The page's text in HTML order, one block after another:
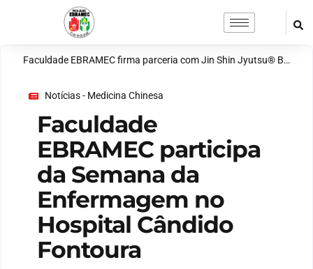
Faculdade EBRAMEC firma parceria com Jin Shin Jyutsu® Brasil para ampliar ensino em terapias integrativas
Notícias - Medicina Chinesa
Faculdade
EBRAMEC participa
da Semana da
Enfermagem no
Hospital Cândido
Fontoura